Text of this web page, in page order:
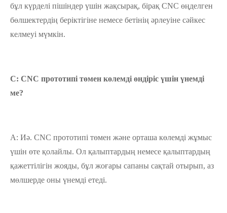
бұл күрделі пішіндер үшін жақсырақ, бірақ CNC өңделген
бөлшектердің беріктігіне немесе бетінің әрлеуіне сәйкес
келмеуі мүмкін.
С: CNC прототипі төмен көлемді өндіріс үшін үнемді
ме?
A: Иә. CNC прототипі төмен және орташа көлемді жұмыс
үшін өте қолайлы. Ол қалыптардың немесе қалыптардың
қажеттілігін жояды, бұл жоғары сапаны сақтай отырып, аз
мөлшерде оны үнемді етеді.